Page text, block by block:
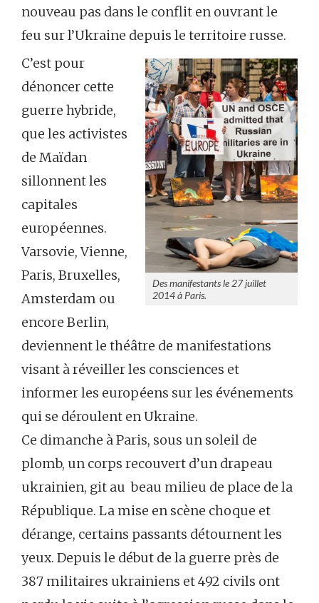
nouveau pas dans le conflit en ouvrant le
feu sur l’Ukraine depuis le territoire russe.
Des manifestants le 27 juillet
2014 à Paris.
C’est pour
dénoncer cette
guerre hybride,
que les activistes
de Maïdan
sillonnent les
capitales
européennes.
Varsovie, Vienne,
Paris, Bruxelles,
Amsterdam ou
encore Berlin,
deviennent le théâtre de manifestations
visant à réveiller les consciences et
informer les européens sur les événements
qui se déroulent en Ukraine.
Ce dimanche à Paris, sous un soleil de
plomb, un corps recouvert d’un drapeau
ukrainien, git au beau milieu de place de la
République. La mise en scène choque et
dérange, certains passants détournent les
yeux. Depuis le début de la guerre près de
387 militaires ukrainiens et 492 civils ont